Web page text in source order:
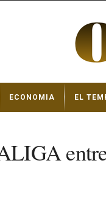
ECONOMIA EL